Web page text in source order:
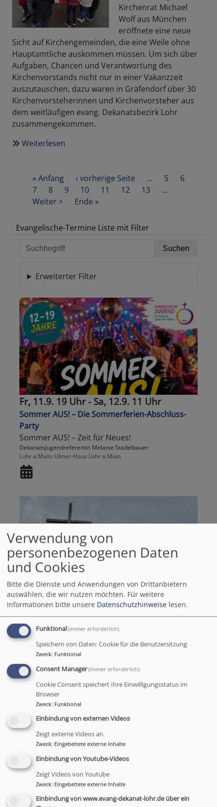
Osterempfang Kirchenrat Michael
Wolf aus München
eröffnete eine neue
Sicht auf Kirchengemeinden, die eine Weile ohne
Hauptamtliche auskommen müssen. Um sich über
Aufgaben, Chancen und Verantwortung des
Kirchenvorstands nicht nur in einer Vakanzzeit
auszutauschen, dazu waren in Gräfendorf über 30
Kirchenvorsteherinnen und Kirchenvorsteher aus
dem weitläufigen evang. Dekanatsbezirk Lohr
zusammengekommen.
Weiterlesen
auf
Vakanzen
beim
Tag
Seitennummerierung
First
page
« Anfang
Vorherige
Seite
‹ vorherige Seite … Seite
5 Seite
6
Seite
7 Seite
8
Aktuelle
Seite
9 Seite
10 Seite
11 Seite
12 Seite
13
…
Nächste
Weiter >
Last
Ende »
Evangelische-Termine Liste mit Filter
Erweiterter Filter
Fr, 11.9. 19 Uhr - Sa, 12.9. 11 Uhr
Sommer AUS! – Die Sommerferien-Abschluss-
Party
Sommer AUS! – Zeit für Neues!
Dekanatsjugendreferentin Melanie Stadelbauer
Lohr a.Main Ulmer-Haus Lohr a.Main
Di, 22.9. 14-17 Uhr
Dekan Till Roth
Lohr a.Main Ulmer-Haus Lohr a.Main
Do, 24.9. 19:30 Uhr
Dekanats-Ausschuss-Sitzung
Dekan Till Roth
Verwendung von
personenbezogenen Daten
und Cookies
Bitte die Dienste und Anwendungen von Drittanbietern
auswählen, die wir nutzen möchten. Für weitere
Informationen bitte unsere Datenschutzhinweise lesen.
Funktional(immer erforderlich)
Speichern von Daten: Cookie für die Benutzersitzung
Zweck: Funktional
Consent Manager(immer erforderlich)
Cookie Consent speichert Ihre Einwilligungsstatus im
Browser
Zweck: Funktional
Einbindung von externen Videos
Zeigt externe Videos an.
Zweck: Eingebettete externe Inhalte
Einbindung von Youtube-Videos
Zeigt Videos von Youtube
Zweck: Eingebettete externe Inhalte
Einbindung von www.evang-dekanat-lohr.de über ein